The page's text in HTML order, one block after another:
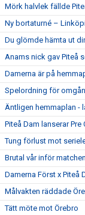
Mörk halvlek fällde
Ny bortaturné –
Du glömde hämta ut
Anams nick gav Piteå
Damerna är på
Spelordning för
Äntligen hemmaplan -
Piteå Dam lanserar
Tung förlust mot
Brutal vår inför
Damerna Först x Piteå
Målvakten räddade
Tätt möte mot Örebro